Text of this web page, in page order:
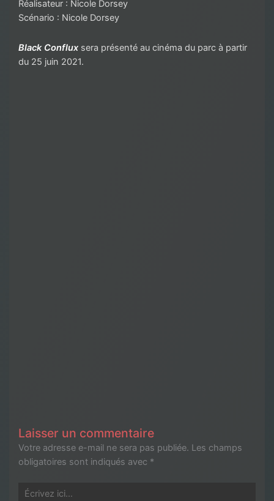
Réalisateur : Nicole Dorsey
Scénario : Nicole Dorsey
Black Conflux sera présenté au cinéma du parc à partir
du 25 juin 2021.
Laisser un commentaire
Votre adresse e-mail ne sera pas publiée. Les champs
obligatoires sont indiqués avec *
Écrivez